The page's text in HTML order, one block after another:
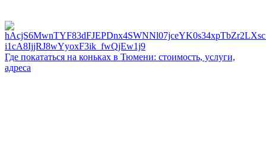
Где покататься на коньках в Тюмени: стоимость, услуги,
адреса